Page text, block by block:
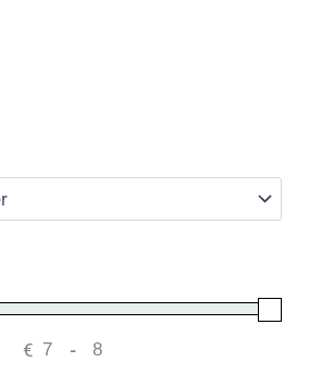
€ Minimum Price
-Maximum Price